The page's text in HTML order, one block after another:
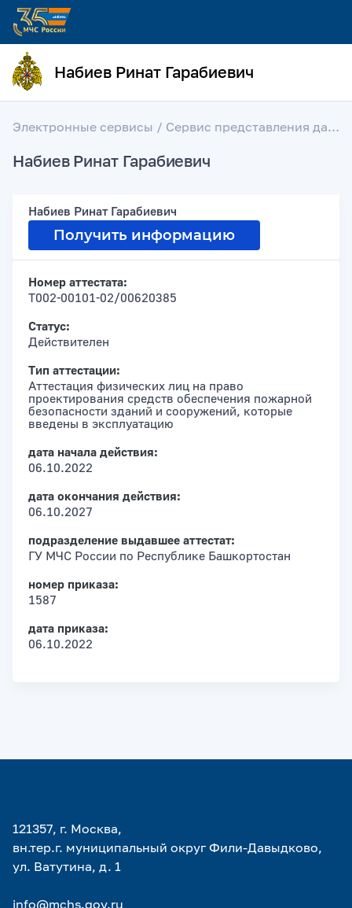
Набиев Ринат Гарабиевич
Электронные сервисы / Сервис представления данных об аттестации лиц на право проектирования средств обеспечения пожарной безопасности зданий и сооружений, введенных в эксплуатацию
Набиев Ринат Гарабиевич
Набиев Ринат Гарабиевич
Получить информацию
Номер аттестата:
Т002-00101-02/00620385
Статус:
Действителен
Тип аттестации:
Аттестация физических лиц на право
проектирования средств обеспечения пожарной
безопасности зданий и сооружений, которые
введены в эксплуатацию
дата начала действия:
06.10.2022
дата окончания действия:
06.10.2027
подразделение выдавшее аттестат:
ГУ МЧС России по Республике Башкортостан
номер приказа:
1587
дата приказа:
06.10.2022
121357, г. Москва,
вн.тер.г. муниципальный округ Фили-Давыдково,
ул. Ватутина, д. 1
info@mchs.gov.ru